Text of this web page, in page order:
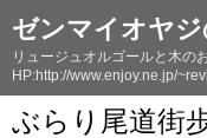
ゼンマイオヤ
リュージュオルゴールと木の
HP:http://www.enjoy.ne.jp/
ぶらり尾道街